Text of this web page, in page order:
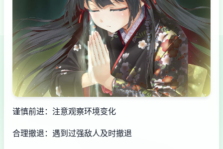
谨慎前进：注意观察环境变化
合理撤退：遇到过强敌人及时撤退